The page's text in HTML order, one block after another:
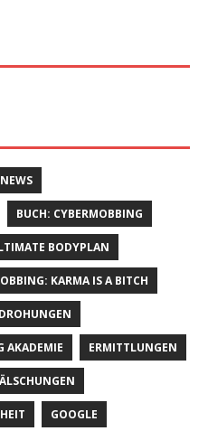
BUCH: CYBERMOBBING
BODYPLAN
KARMA IS A BITCH
DROHUNGEN
AKADEMIE ERMITTLUNGEN
GOOGLE